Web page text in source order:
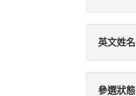
英文姓名
參選狀態